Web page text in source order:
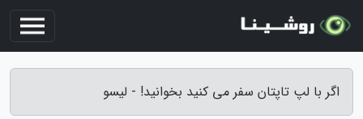
اگر با لپ تاپتان سفر می کنید بخوانید! - لیسو